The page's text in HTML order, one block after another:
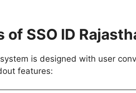
of SSO ID
is designed with user
features: